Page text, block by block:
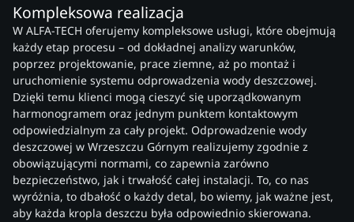
Kompleksowa realizacja
W ALFA-TECH oferujemy kompleksowe usługi, które obejmują
każdy etap procesu – od dokładnej analizy warunków,
poprzez projektowanie, prace ziemne, aż po montaż i
uruchomienie systemu odprowadzenia wody deszczowej.
Dzięki temu klienci mogą cieszyć się uporządkowanym
harmonogramem oraz jednym punktem kontaktowym
odpowiedzialnym za cały projekt. Odprowadzenie wody
deszczowej w Wrzeszczu Górnym realizujemy zgodnie z
obowiązującymi normami, co zapewnia zarówno
bezpieczeństwo, jak i trwałość całej instalacji. To, co nas
wyróżnia, to dbałość o każdy detal, bo wiemy, jak ważne jest,
aby każda kropla deszczu była odpowiednio skierowana.